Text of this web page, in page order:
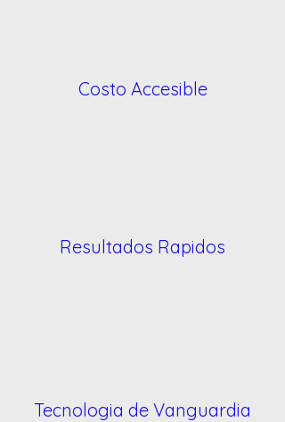
Costo Accesible
Resultados Rapidos
Tecnologia de Vanguardia